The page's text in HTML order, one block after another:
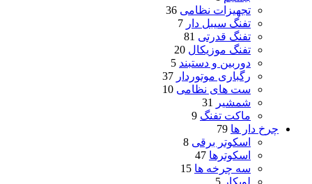
تجهیزات نظامی 36
تفنگ سیبل دار 7
تفنگ قدرتی 81
تفنگ موزیکال 20
دوربین و دستبند 5
رگباری موتوردار 37
ست های نظامی 10
شمشیر
31
ماکت تفنگ 9
چرخ دار ها 79
اسکوتر برقی 8
اسکوترها 47
سه چرخه ها 15
لوپکار 5